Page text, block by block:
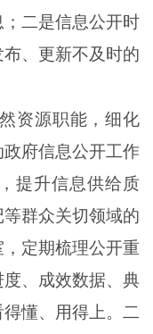
二是信息公开时
、更新不及时的
资源职能，细化
府信息公开工作
提升信息供给质
群众关切领域的
定期梳理公开重
、成效数据、典
懂、用得上。二